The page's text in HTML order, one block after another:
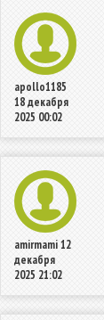
apollo1185
18 декабря
2025 00:02
amirmami12
декабря
2025 21:02